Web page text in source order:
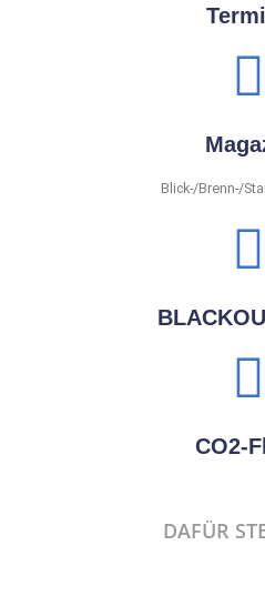
Blick-/Brenn-/
CO2-
DAFÜR